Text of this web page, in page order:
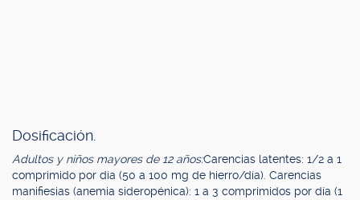
Dosificación.
Adultos y niños mayores de 12 años:Carencias latentes: 1/2 a 1
comprimido por día (50 a 100 mg de hierro/día). Carencias
manifiesias (anemia sideropénica): 1 a 3 comprimidos por día (1